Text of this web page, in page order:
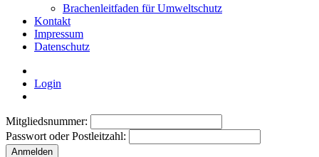
Brachenleitfaden für Umweltschutz
Kontakt
Impressum
Datenschutz
Login
Mitgliedsnummer:
Passwort oder Postleitzahl:
Anmelden